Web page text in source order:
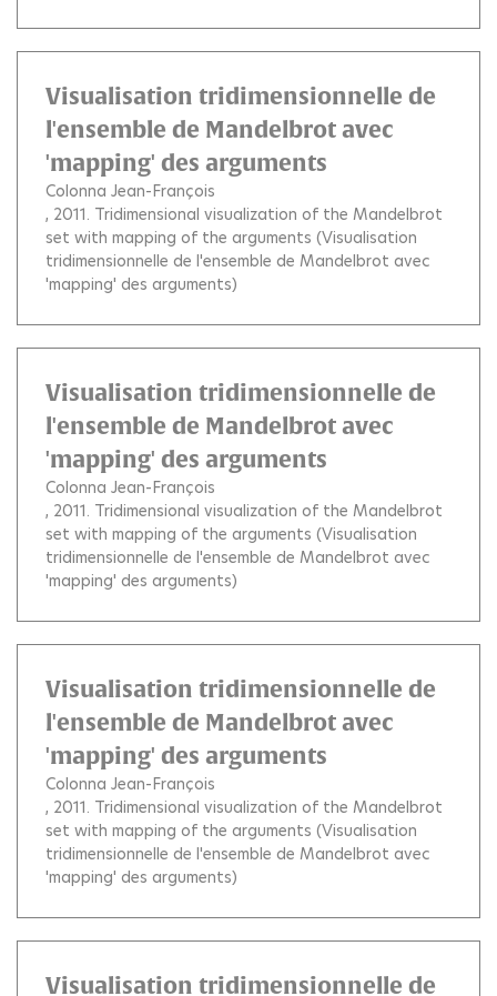
Visualisation tridimensionnelle de
l'ensemble de Mandelbrot avec
'mapping' des arguments
Colonna Jean-François
, 2011. Tridimensional visualization of the Mandelbrot
set with mapping of the arguments (Visualisation
tridimensionnelle de l'ensemble de Mandelbrot avec
'mapping' des arguments)
Visualisation tridimensionnelle de
l'ensemble de Mandelbrot avec
'mapping' des arguments
Colonna Jean-François
, 2011. Tridimensional visualization of the Mandelbrot
set with mapping of the arguments (Visualisation
tridimensionnelle de l'ensemble de Mandelbrot avec
'mapping' des arguments)
Visualisation tridimensionnelle de
l'ensemble de Mandelbrot avec
'mapping' des arguments
Colonna Jean-François
, 2011. Tridimensional visualization of the Mandelbrot
set with mapping of the arguments (Visualisation
tridimensionnelle de l'ensemble de Mandelbrot avec
'mapping' des arguments)
Visualisation tridimensionnelle de